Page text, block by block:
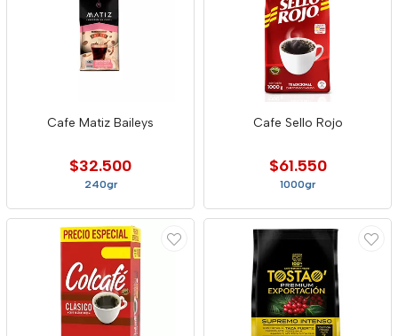
Cafe Matiz Baileys
$32.500
240gr
Cafe Sello Rojo
$61.550
1000gr